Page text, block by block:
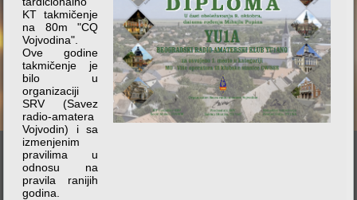
KT takmičenje
na 80m "CQ
Vojvodina".
Ove godine
takmičenje je
bilo u
organizaciji
SRV (Savez
radio-amatera
Vojvodin) i sa
izmenjenim
pravilima u
odnosu na
pravila ranijih
godina.